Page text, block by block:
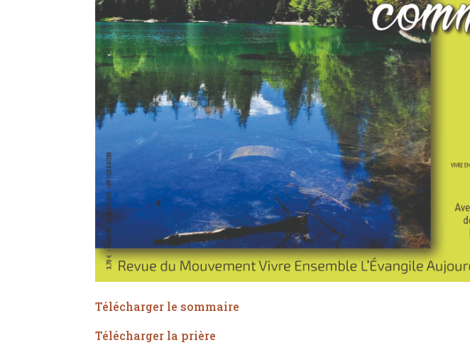
Télécharger le sommaire
Télécharger la prière